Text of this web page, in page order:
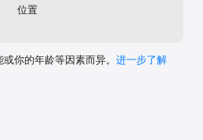
位置
你的年龄等因素而异。 进一步了解